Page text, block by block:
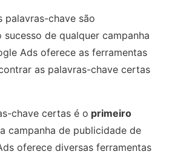
palavras-chave são
de qualquer campanha
Ads oferece as ferramentas
as palavras-chave certas
chave certas é o primeiro
campanha de publicidade de
oferece diversas ferramentas